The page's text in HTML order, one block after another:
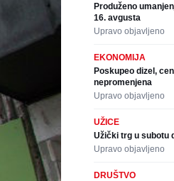
Produženo
16. avgusta
Upravo objavljeno
EKONOMIJA
Poskupeo dizel,
nepromenjena
Upravo objavljeno
UŽICE
Užički trg u subotu
Upravo objavljeno
DRUŠTVO